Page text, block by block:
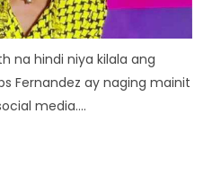
na hindi niya kilala ang
Fernandez ay naging mainit
media....